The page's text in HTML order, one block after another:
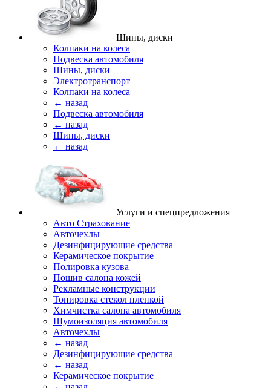
Шины, диски
Колпаки на колеса
Подвеска автомобиля
Шины, диски
Электротранспорт
Колпаки на колеса
← назад
Подвеска автомобиля
← назад
Шины, диски
← назад
Услуги и спецпредложения
Авто Страхование
Авточехлы
Дезинфицирующие средства
Керамическое покрытие
Полировка кузова
Пошив салона кожей
Рекламные конструкции
Тонировка стекол пленкой
Химчистка салона автомобиля
Шумоизоляция автомобиля
Авточехлы
← назад
Дезинфицирующие средства
← назад
Керамическое покрытие